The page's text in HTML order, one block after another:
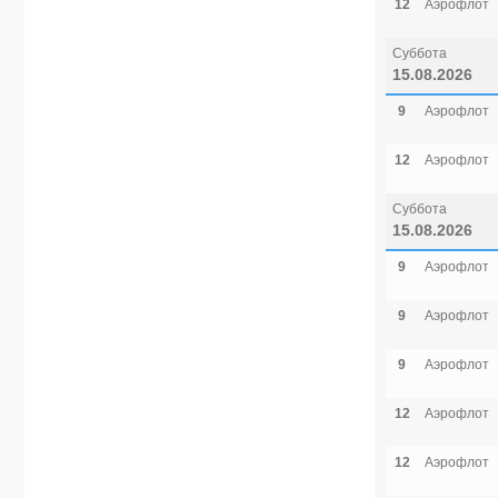
12 Аэрофлот
Суббота
15.08.2026
9 Аэрофлот
12 Аэрофлот
Суббота
15.08.2026
9 Аэрофлот
9 Аэрофлот
9 Аэрофлот
12 Аэрофлот
12 Аэрофлот